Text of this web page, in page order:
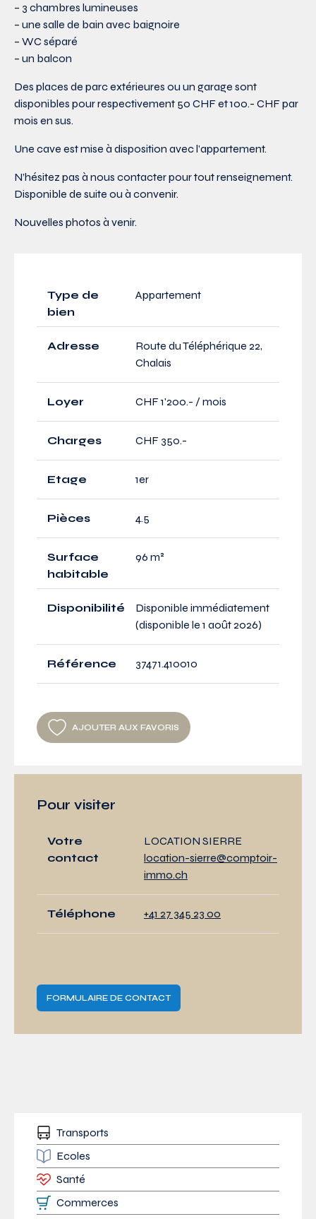
– 3 chambres lumineuses
– une salle de bain avec baignoire
– WC séparé
– un balcon
Des places de parc extérieures ou un garage sont
disponibles pour respectivement 50 CHF et 100.- CHF par
mois en sus.
Une cave est mise à disposition avec l’appartement.
N’hésitez pas à nous contacter pour tout renseignement.
Disponible de suite ou à convenir.
Nouvelles photos à venir.
Type de
bien
Appartement
Adresse
Route du Téléphérique 22,
Chalais
Loyer CHF 1'200.- / mois
Charges CHF 350.-
Etage 1er
Pièces 4.5
Surface
habitable
96 m²
Disponibilité
Disponible immédiatement
(disponible le 1 août 2026)
Référence 37471.410010
AJOUTER AUX FAVORIS
Pour visiter
Votre
contact
LOCATION SIERRE
location-sierre@comptoir-
immo.ch
Téléphone +41 27 345 23 00
FORMULAIRE DE CONTACT
Transports
Ecoles
Santé
Commerces